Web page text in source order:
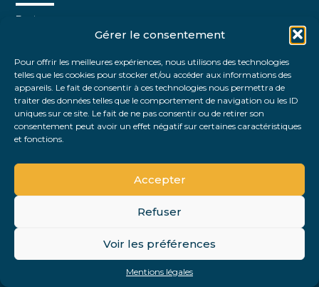
Gérer le consentement
Pour offrir les meilleures expériences, nous utilisons des technologies
telles que les cookies pour stocker et/ou accéder aux informations des
appareils. Le fait de consentir à ces technologies nous permettra de
traiter des données telles que le comportement de navigation ou les ID
uniques sur ce site. Le fait de ne pas consentir ou de retirer son
consentement peut avoir un effet négatif sur certaines caractéristiques
et fonctions.
Accepter
Refuser
Voir les préférences
Mentions légales
Partager :
FaceBook
TwitterLinkedIn
Principale
Footer
PLAN DU SITE
MENTIONS LÉGALES
Conception et réalisation